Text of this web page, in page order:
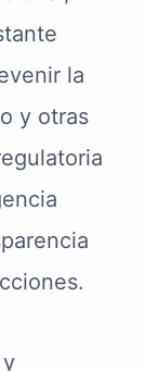
la
y otras